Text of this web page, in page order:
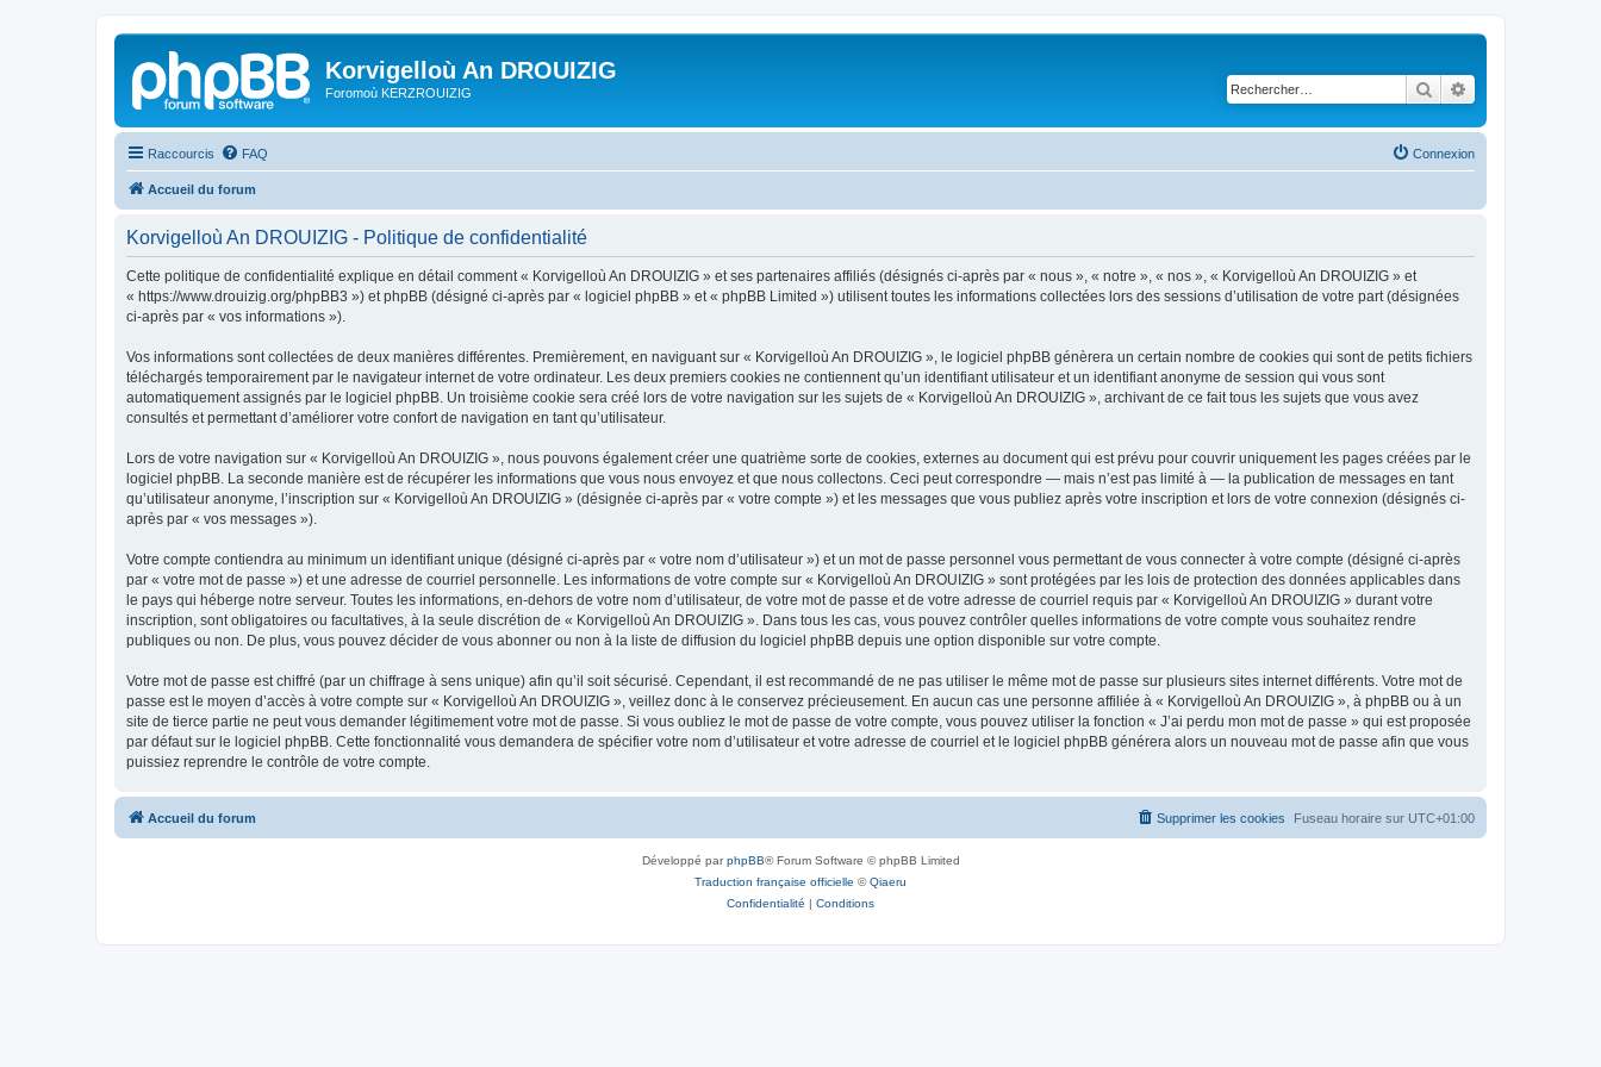
Korvigelloù An DROUIZIG
Foromoù KERZROUIZIG Rechercher
Raccourcis FAQ Connexion
Accueil du forum
Korvigelloù An DROUIZIG - Politique de confidentialité
Cette politique de confidentialité explique en détail comment « Korvigelloù An DROUIZIG » et ses partenaires affiliés (désignés ci-après par « nous », « notre », « nos », « Korvigelloù An DROUIZIG » et
« https://www.drouizig.org/phpBB3 ») et phpBB (désigné ci-après par « logiciel phpBB » et « phpBB Limited ») utilisent toutes les informations collectées lors des sessions d’utilisation de votre part (désignées
ci-après par « vos informations »).
Vos informations sont collectées de deux manières différentes. Premièrement, en naviguant sur « Korvigelloù An DROUIZIG », le logiciel phpBB génèrera un certain nombre de cookies qui sont de petits fichiers
téléchargés temporairement par le navigateur internet de votre ordinateur. Les deux premiers cookies ne contiennent qu’un identifiant utilisateur et un identifiant anonyme de session qui vous sont
automatiquement assignés par le logiciel phpBB. Un troisième cookie sera créé lors de votre navigation sur les sujets de « Korvigelloù An DROUIZIG », archivant de ce fait tous les sujets que vous avez
consultés et permettant d’améliorer votre confort de navigation en tant qu’utilisateur.
Lors de votre navigation sur « Korvigelloù An DROUIZIG », nous pouvons également créer une quatrième sorte de cookies, externes au document qui est prévu pour couvrir uniquement les pages créées par le
logiciel phpBB. La seconde manière est de récupérer les informations que vous nous envoyez et que nous collectons. Ceci peut correspondre — mais n’est pas limité à — la publication de messages en tant
qu’utilisateur anonyme, l’inscription sur « Korvigelloù An DROUIZIG » (désignée ci-après par « votre compte ») et les messages que vous publiez après votre inscription et lors de votre connexion (désignés ci-
après par « vos messages »).
Votre compte contiendra au minimum un identifiant unique (désigné ci-après par « votre nom d’utilisateur ») et un mot de passe personnel vous permettant de vous connecter à votre compte (désigné ci-après
par « votre mot de passe ») et une adresse de courriel personnelle. Les informations de votre compte sur « Korvigelloù An DROUIZIG » sont protégées par les lois de protection des données applicables dans
le pays qui héberge notre serveur. Toutes les informations, en-dehors de votre nom d’utilisateur, de votre mot de passe et de votre adresse de courriel requis par « Korvigelloù An DROUIZIG » durant votre
inscription, sont obligatoires ou facultatives, à la seule discrétion de « Korvigelloù An DROUIZIG ». Dans tous les cas, vous pouvez contrôler quelles informations de votre compte vous souhaitez rendre
publiques ou non. De plus, vous pouvez décider de vous abonner ou non à la liste de diffusion du logiciel phpBB depuis une option disponible sur votre compte.
Votre mot de passe est chiffré (par un chiffrage à sens unique) afin qu’il soit sécurisé. Cependant, il est recommandé de ne pas utiliser le même mot de passe sur plusieurs sites internet différents. Votre mot de
passe est le moyen d’accès à votre compte sur « Korvigelloù An DROUIZIG », veillez donc à le conservez précieusement. En aucun cas une personne affiliée à « Korvigelloù An DROUIZIG », à phpBB ou à un
site de tierce partie ne peut vous demander légitimement votre mot de passe. Si vous oubliez le mot de passe de votre compte, vous pouvez utiliser la fonction « J’ai perdu mon mot de passe » qui est proposée
par défaut sur le logiciel phpBB. Cette fonctionnalité vous demandera de spécifier votre nom d’utilisateur et votre adresse de courriel et le logiciel phpBB générera alors un nouveau mot de passe afin que vous
puissiez reprendre le contrôle de votre compte.
Accueil du forum Fuseau horaire sur UTC+01:00
Supprimer les cookies
Développé parphpBB® Forum Software © phpBB Limited
Traduction française officielle ©Qiaeru
Confidentialité | Conditions